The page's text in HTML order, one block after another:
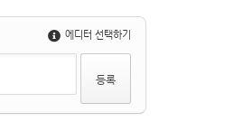
에디터 선택하기